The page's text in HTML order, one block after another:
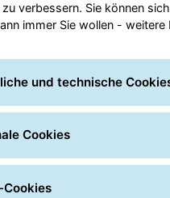
von Ihnen
Ihrer Tür, im Hausflur,
eine
verbessern. Sie können
immer Sie wollen -
und technische
Cookies